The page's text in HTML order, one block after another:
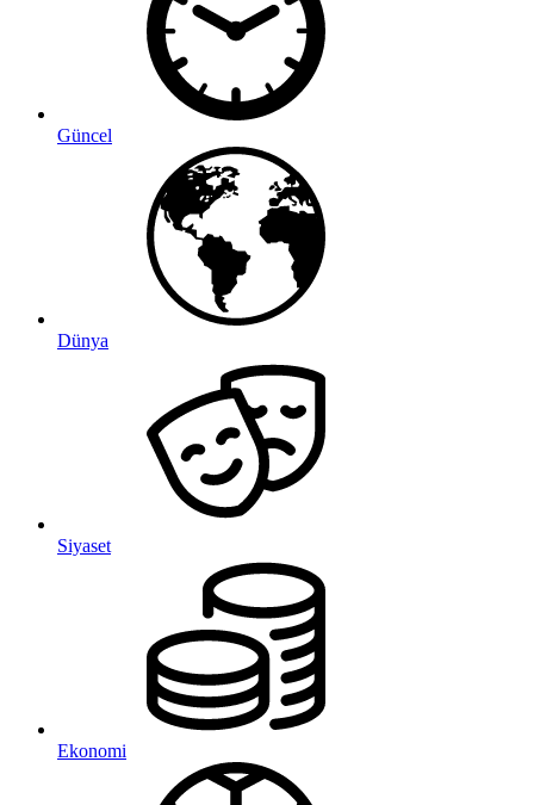
Güncel
Dünya
Siyaset
Ekonomi